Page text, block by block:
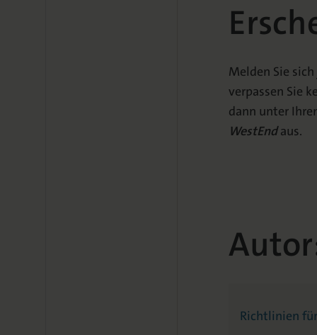
Melden Sie
verpassen Sie
dann unter
WestEndaus.
Richtlinien